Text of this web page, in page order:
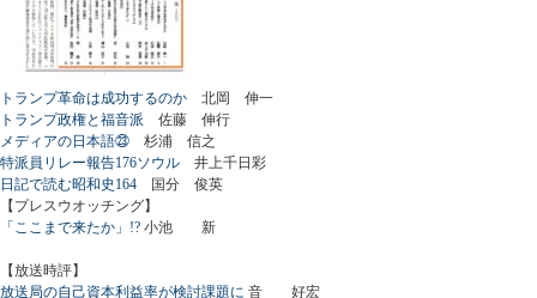
トランプ革命は成功するのか 北岡 伸一
トランプ政権と福音派 佐藤 伸行
メディアの日本語㉓ 杉浦 信之
特派員リレー報告176ソウル 井上千日彩
日記で読む昭和史164 国分 俊英
【プレスウオッチング】
「ここまで来たか」!? 小池 新
【放送時評】
放送局の自己資本利益率が検討課題に 音 好宏